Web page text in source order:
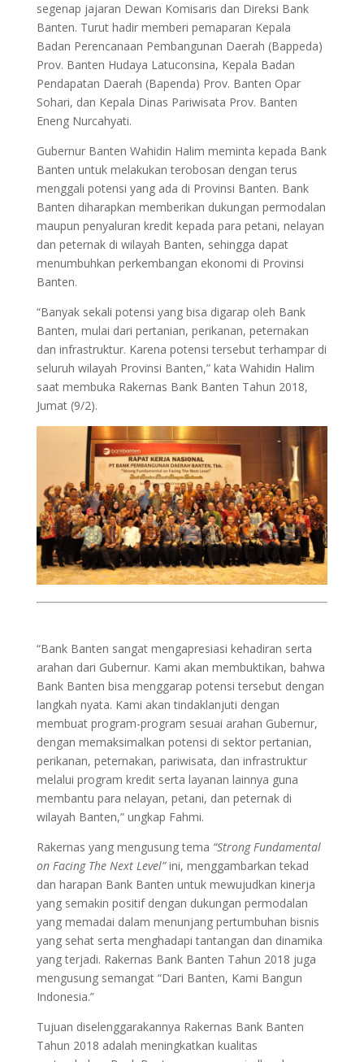
segenap jajaran Dewan Komisaris dan Direksi Bank
Banten. Turut hadir memberi pemaparan Kepala
Badan Perencanaan Pembangunan Daerah (Bappeda)
Prov. Banten Hudaya Latuconsina, Kepala Badan
Pendapatan Daerah (Bapenda) Prov. Banten Opar
Sohari, dan Kepala Dinas Pariwisata Prov. Banten
Eneng Nurcahyati.
Gubernur Banten Wahidin Halim meminta kepada Bank
Banten untuk melakukan terobosan dengan terus
menggali potensi yang ada di Provinsi Banten. Bank
Banten diharapkan memberikan dukungan permodalan
maupun penyaluran kredit kepada para petani, nelayan
dan peternak di wilayah Banten, sehingga dapat
menumbuhkan perkembangan ekonomi di Provinsi
Banten.
“Banyak sekali potensi yang bisa digarap oleh Bank
Banten, mulai dari pertanian, perikanan, peternakan
dan infrastruktur. Karena potensi tersebut terhampar di
seluruh wilayah Provinsi Banten,” kata Wahidin Halim
saat membuka Rakernas Bank Banten Tahun 2018,
Jumat (9/2).
“Bank Banten sangat mengapresiasi kehadiran serta
arahan dari Gubernur. Kami akan membuktikan, bahwa
Bank Banten bisa menggarap potensi tersebut dengan
langkah nyata. Kami akan tindaklanjuti dengan
membuat program-program sesuai arahan Gubernur,
dengan memaksimalkan potensi di sektor pertanian,
perikanan, peternakan, pariwisata, dan infrastruktur
melalui program kredit serta layanan lainnya guna
membantu para nelayan, petani, dan peternak di
wilayah Banten,” ungkap Fahmi.
Rakernas yang mengusung tema “Strong Fundamental
on Facing The Next Level”ini, menggambarkan tekad
dan harapan Bank Banten untuk mewujudkan kinerja
yang semakin positif dengan dukungan permodalan
yang memadai dalam menunjang pertumbuhan bisnis
yang sehat serta menghadapi tantangan dan dinamika
yang terjadi. Rakernas Bank Banten Tahun 2018 juga
mengusung semangat “Dari Banten, Kami Bangun
Indonesia.”
Tujuan diselenggarakannya Rakernas Bank Banten
Tahun 2018 adalah meningkatkan kualitas